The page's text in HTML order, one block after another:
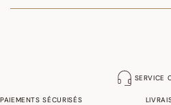
Tissées en coton, nos nappes sont
SERVICE
PAIEMENTS SÉCURISÉS